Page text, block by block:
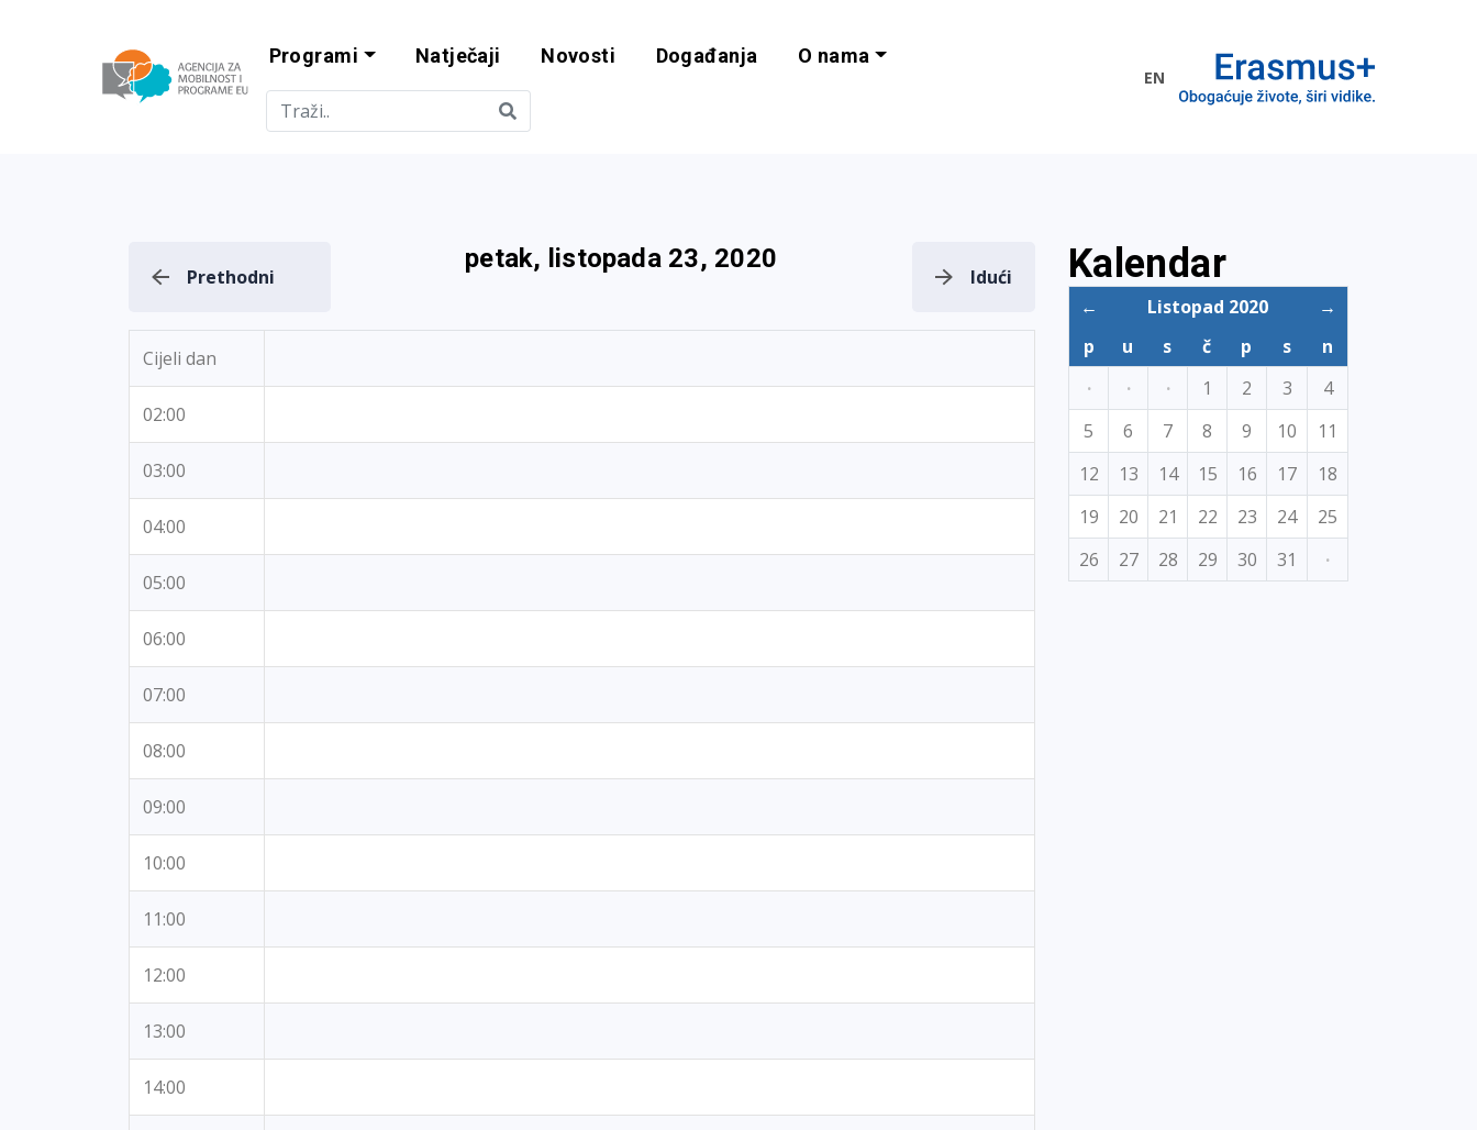
Agencija za mobilnost i programe EU
Programi Natječaji Novosti Događanja O nama
EN
Prethodni
petak, listopada 23, 2020
Idući
Cijeli dan
02:00
03:00
04:00
05:00
06:00
07:00
08:00
09:00
10:00
11:00
12:00
13:00
14:00
Kalendar
← Listopad 2020
→
p
u s č p s
n
·
· · 1 2 3
4
5
6 7 8 9 10
11
12
13 14 15 16 17
18
19
20 21 22 23 24
25
26
27 28 29 30 31 ·